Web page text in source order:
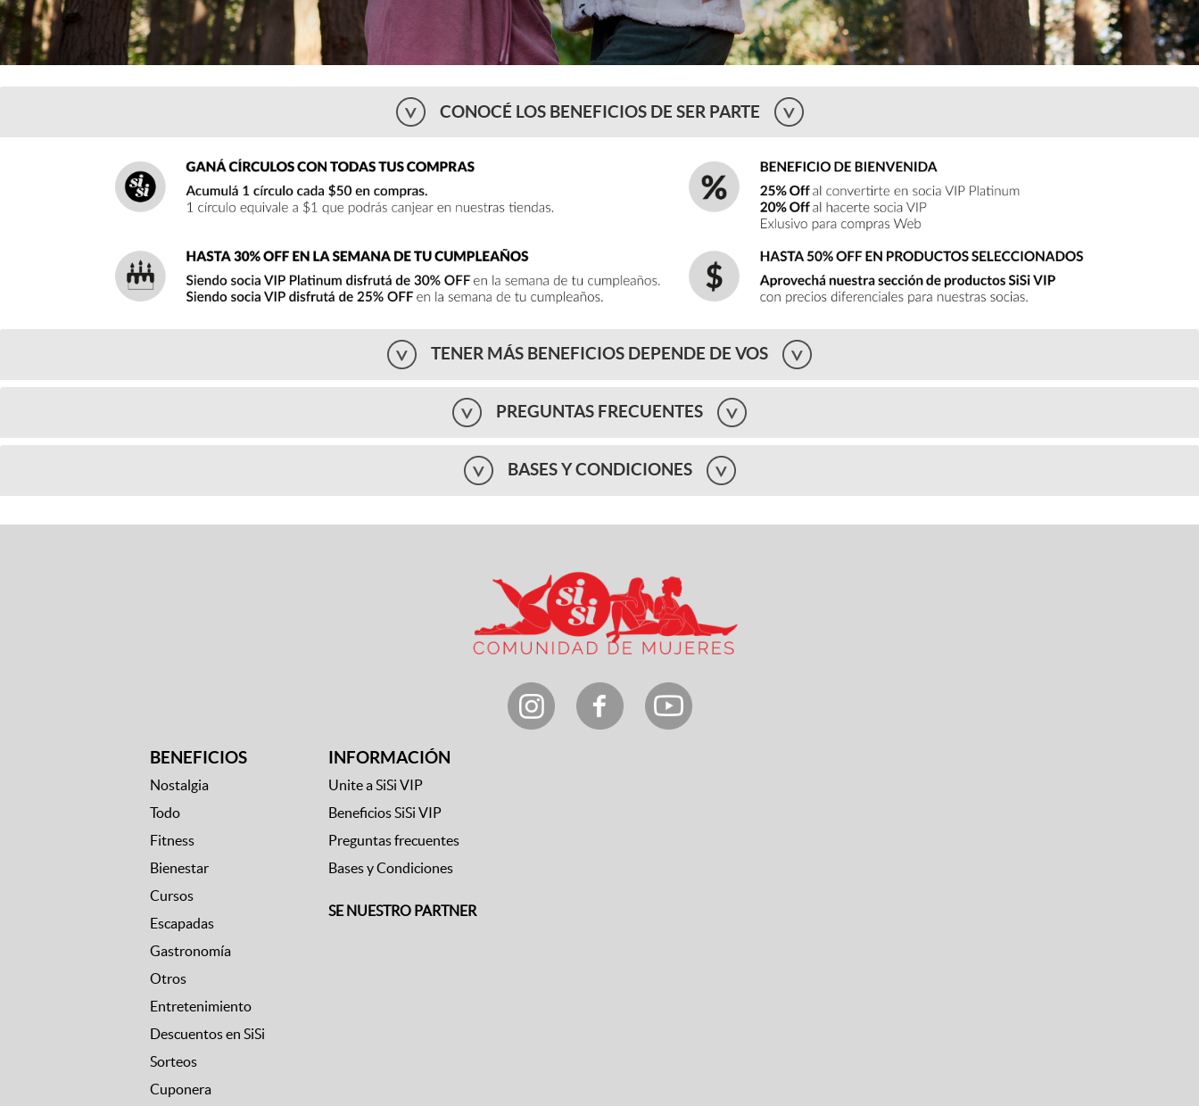
CONOCÉ LOS BENEFICIOS DE SER PARTE
TENER MÁS BENEFICIOS DEPENDE DE VOS
PREGUNTAS FRECUENTES
BASES Y CONDICIONES
BENEFICIOS
Nostalgia
Todo
Fitness
Bienestar
Cursos
Escapadas
Gastronomía
Otros
Entretenimiento
Descuentos en SiSi
Sorteos
Cuponera
INFORMACIÓN
Unite a SiSi VIP
Beneficios SiSi VIP
Preguntas frecuentes
Bases y Condiciones
SE NUESTRO PARTNER